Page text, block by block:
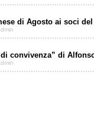
di Agosto ai soci
convivenza” di